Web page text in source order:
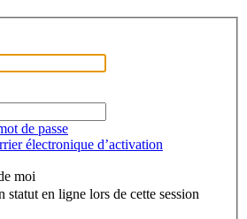
de passe
électronique d’activation
moi
statut en ligne lors de cette session